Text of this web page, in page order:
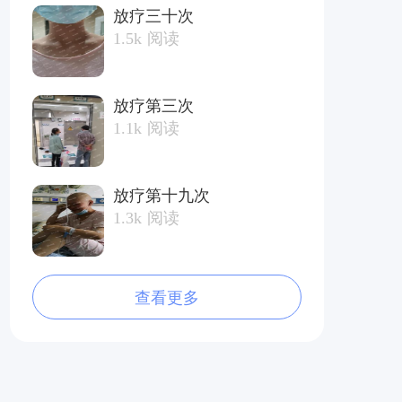
放疗三十次
1.5k 阅读
放疗第三次
1.1k 阅读
放疗第十九次
1.3k 阅读
查看更多